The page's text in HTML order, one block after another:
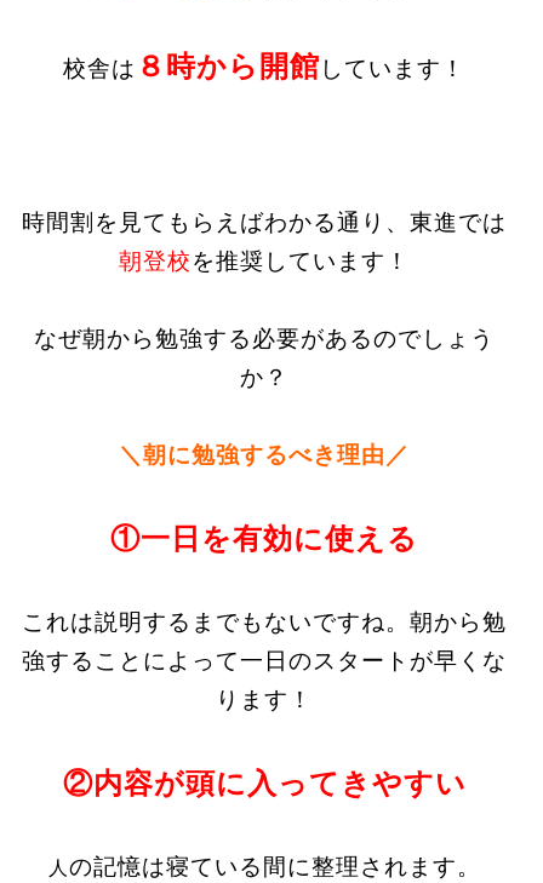
校舎は ８時から開館 しています！
時間割を見てもらえばわかる通り、東進では
朝登校を推奨しています！
なぜ朝から勉強する必要があるのでしょう
か？
＼朝に勉強するべき理由／
①一日を有効に使える
これは説明するまでもないですね。朝から勉
強することによって一日のスタートが早くな
ります！
②内容が頭に入ってきやすい
人 の記憶は寝ている間に整理されます。